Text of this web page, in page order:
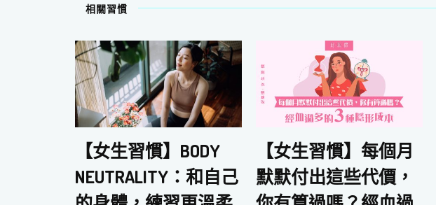
相關習慣
【女生習慣】BODY
NEUTRALITY：和自己
【女生習慣】每個月
默默付出這些代價，